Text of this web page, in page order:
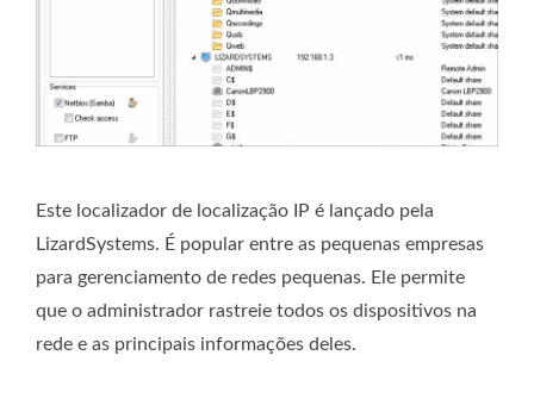
Este localizador de localização IP é lançado pela
LizardSystems. É popular entre as pequenas empresas
para gerenciamento de redes pequenas. Ele permite
que o administrador rastreie todos os dispositivos na
rede e as principais informações deles.